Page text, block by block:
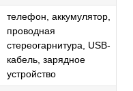
телефон, аккумулятор,
проводная
стереогарнитура, USB-
кабель, зарядное
устройство